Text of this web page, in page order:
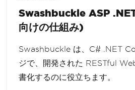
Swashbuckle ASP
向けの仕組み)
Swashbuckle は、C# .NET
ジで、開発された RESTful
書化するのに役立ちます。